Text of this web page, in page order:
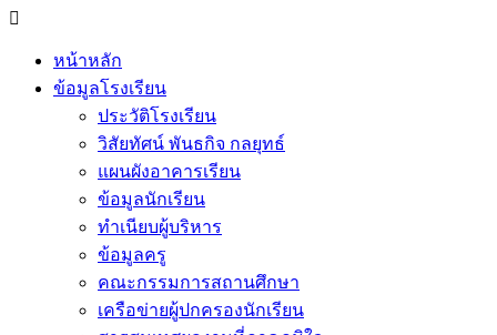
หน้าหลัก
ข้อมูลโรงเรียน
ประวัติโรงเรียน
วิสัยทัศน์ พันธกิจ กลยุทธ์
แผนผังอาคารเรียน
ข้อมูลนักเรียน
ทำเนียบผู้บริหาร
ข้อมูลครู
คณะกรรมการสถานศึกษา
เครือข่ายผู้ปกครองนักเรียน